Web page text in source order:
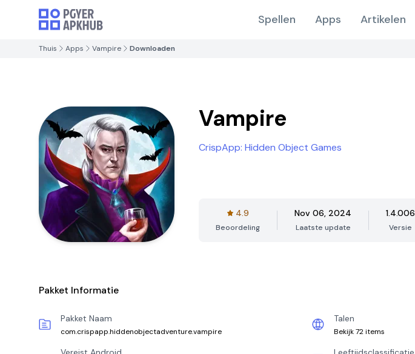
Spellen Apps Artikelen
Thuis Apps Vampire Downloaden
Vampire
CrispApp: Hidden Object Games
4.9
Beoordeling
Nov 06, 2024
Laatste update
1.4.006
Versie
Pakket Informatie
Pakket Naam
com.crispapp.hiddenobjectadventure.vampire
Talen
Bekijk 72 items